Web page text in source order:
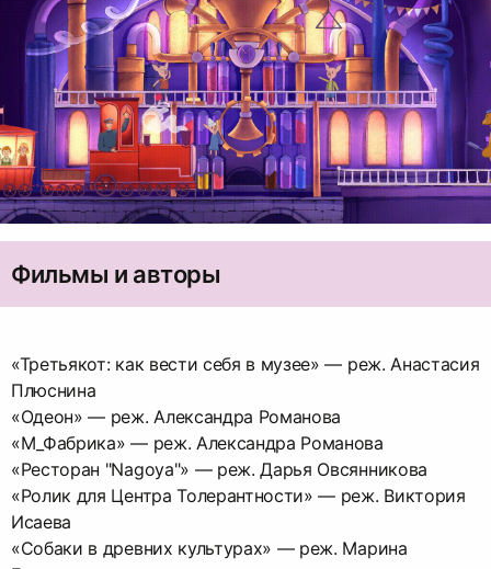
Фильмы и авторы
«Третьякот: как вести себя в музее» — реж. Анастасия
Плюснина
«Одеон» — реж. Александра Романова
«М_Фабрика» — реж. Александра Романова
«Ресторан "Nagoya"» — реж. Дарья Овсянникова
«Ролик для Центра Толерантности» — реж. Виктория
Исаева
«Собаки в древних культурах» — реж. Марина